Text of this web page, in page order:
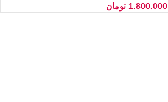
1.800.000 تومان